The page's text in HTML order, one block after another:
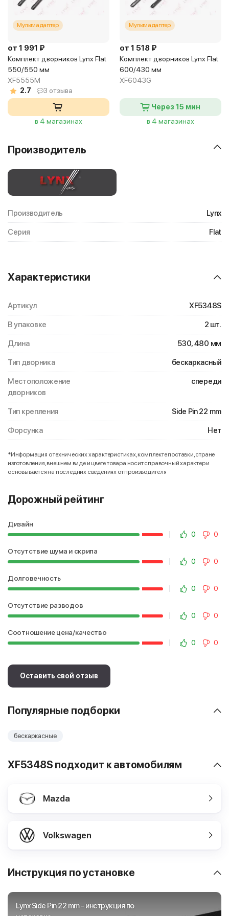
Мультиадаптер
от 1 991 ₽
Комплект дворников Lynx Flat
550/550 мм
XF5555M
2.7
3 отзыва
в 4 магазинах
Мультиадаптер
от 1 518 ₽
Комплект дворников Lynx Flat
600/430 мм
XF6043G
Через 15 мин
в 4 магазинах
Производитель
Производитель Lynx
Серия Flat
Характеристики
Артикул XF5348S
В упаковке 2 шт.
Длина 530, 480 мм
Тип дворника бескаркасный
Местоположение
дворников
спереди
Тип крепления Side Pin 22 mm
Форсунка Нет
*Информация о технических характеристиках, комплекте поставки, стране
изготовления, внешнем виде и цвете товара носит справочный характер и
основывается на последних сведениях от производителя
Дорожный рейтинг
Дизайн
0
0
Отсутствие шума и скрипа
0
0
Долговечность
0
0
Отсутствие разводов
0
0
Соотношение цена/качество
0
0
Оставить свой отзыв
Популярные подборки
бескаркасные
XF5348S подходит к автомобилям
Mazda
Volkswagen
Инструкция по установке
Lynx Side Pin 22 mm - инструкция по